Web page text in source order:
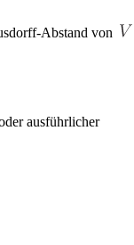
Abstand von
ausführlicher